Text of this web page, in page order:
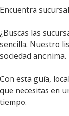
Encuentra
¿Buscas las
sencilla. Nuestro
sociedad anonima.
Con esta guía,
que necesitas en
tiempo.